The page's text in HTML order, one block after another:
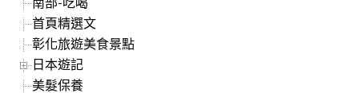
首頁精選文
彰化旅遊美食景點
日本遊記
美髮保養